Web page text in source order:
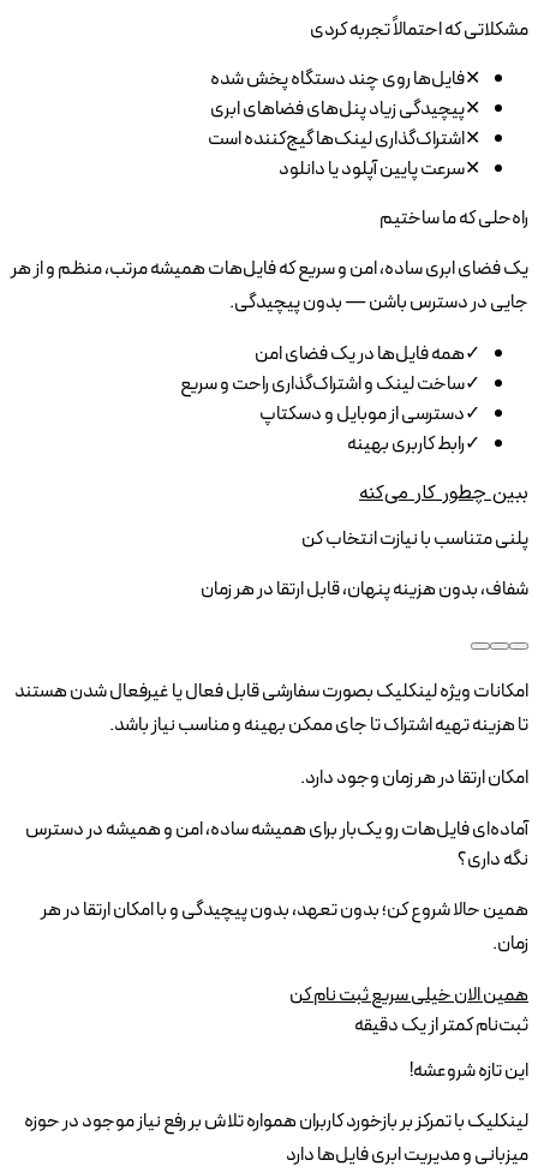
مشکلاتی که احتمالاً تجربه کردی
✕فایل‌ها روی چند دستگاه پخش شده
✕پیچیدگی زیاد پنل‌های فضاهای ابری
✕اشتراک‌گذاری لینک‌ها گیج‌کننده است
✕سرعت پایین آپلود یا دانلود
راه‌حلی که ما ساختیم
یک فضای ابری ساده، امن و سریع که فایل‌هات همیشه مرتب، منظم و از هر
جایی در دسترس باشن — بدون پیچیدگی.
✓همه فایل‌ها در یک فضای امن
✓ساخت لینک و اشتراک‌گذاری راحت و سریع
✓دسترسی از موبایل و دسکتاپ
✓رابط کاربری بهینه
ببین چطور کار می‌کنه
پلنی متناسب با نیازت انتخاب کن
شفاف، بدون هزینه پنهان، قابل ارتقا در هر زمان
امکانات ویژه لینکلیک بصورت سفارشی قابل فعال یا غیرفعال شدن هستند
تا هزینه تهیه اشتراک تا جای ممکن بهینه و مناسب نیاز باشد.
امکان ارتقا در هر زمان وجود دارد.
آماده‌ای فایل‌هات رو یک‌بار برای همیشهساده، امن و همیشه در دسترس
نگه داری؟
همین حالا شروع کن؛ بدون تعهد، بدون پیچیدگی و با امکان ارتقا در هر
زمان.
همین الان خیلی سریع ثبت نام کن
ثبت‌نام کمتر از یک دقیقه
این تازه شروعشه!
لینکلیک با تمرکز بر بازخورد کاربران همواره تلاش بر رفع نیاز موجود در حوزه
میزبانی و مدیریت ابری فایل‌ها دارد